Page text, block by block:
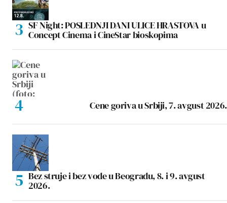
SF Night: POSLEDNJI DANI ULICE HRASTOVA u
Concept Cinema i CineStar bioskopima
Cene goriva u Srbiji, 7. avgust 2026.
Bez struje i bez vode u Beogradu, 8. i 9. avgust
2026.